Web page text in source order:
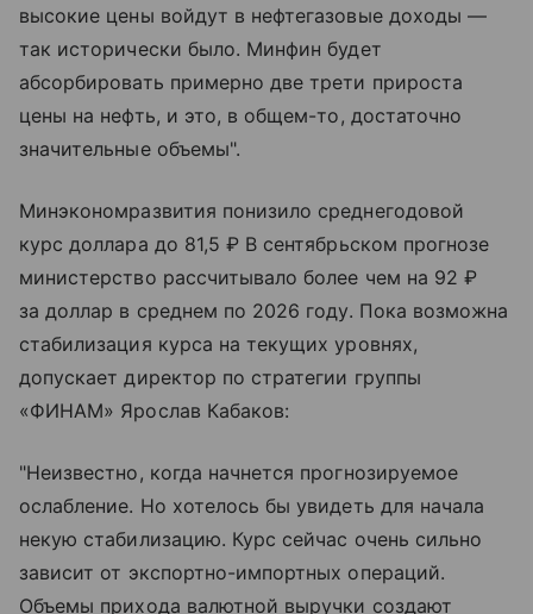
высокие цены войдут в нефтегазовые доходы —
так исторически было. Минфин будет
абсорбировать примерно две трети прироста
цены на нефть, и это, в общем-то, достаточно
значительные объемы".
Минэкономразвития понизило среднегодовой
курс доллара до 81,5 ₽ В сентябрьском прогнозе
министерство рассчитывало более чем на 92 ₽
за доллар в среднем по 2026 году. Пока возможна
стабилизация курса на текущих уровнях,
допускает директор по стратегии группы
«ФИНАМ» Ярослав Кабаков:
"Неизвестно, когда начнется прогнозируемое
ослабление. Но хотелось бы увидеть для начала
некую стабилизацию. Курс сейчас очень сильно
зависит от экспортно-импортных операций.
Объемы прихода валютной выручки создают